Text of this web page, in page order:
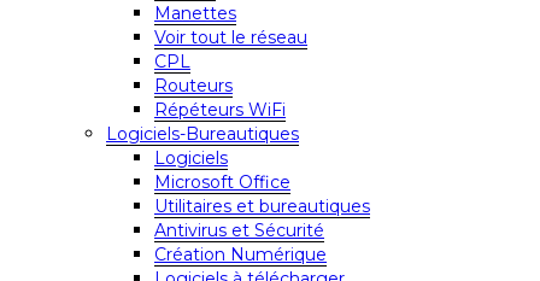
Manettes
Voir tout le réseau
CPL
Routeurs
Répéteurs WiFi
Logiciels-Bureautiques
Logiciels
Microsoft Office
Utilitaires et bureautiques
Antivirus et Sécurité
Création Numérique